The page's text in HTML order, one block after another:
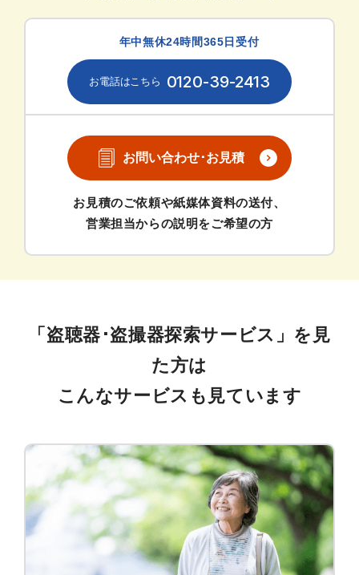
0120-39-2413
年中無休24時間365日受付
お問い合わせ･お見積
お見積のご依頼や紙媒体資料の送付、
営業担当からの説明をご希望の方
「盗聴器･盗撮器探索サービス」を見
た方は
こんなサービスも見ています